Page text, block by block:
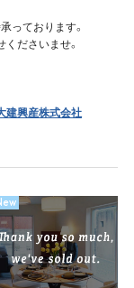
っております。
ださいませ。
建興産株式会社